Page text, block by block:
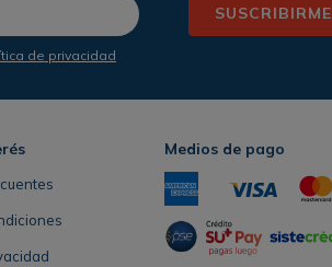
SUSCRIBIRME
de privacidad
Medios de pago